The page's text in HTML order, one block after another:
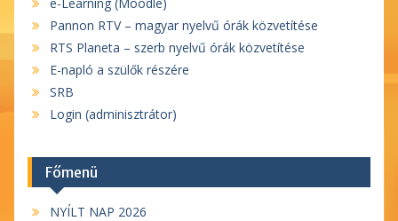
Pannon RTV – magyar nyelvű órák közvetítése
RTS Planeta – szerb nyelvű órák közvetítése
E-napló a szülők részére
SRB
Login (adminisztrátor)
Főmenü
NYÍLT NAP 2026